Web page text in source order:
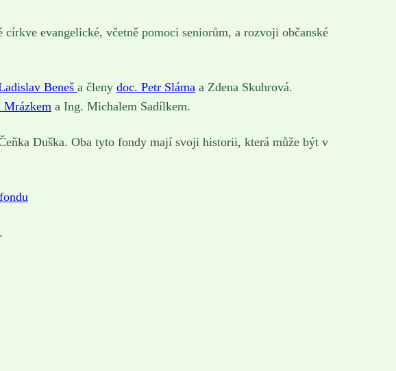
evangelické, včetně pomoci seniorům, a rozvoji občanské
Beneš a členy doc. Petr Sláma a Zdena Skuhrová.
Mrázkem a Ing. Michalem Sadílkem.
Duška. Oba tyto fondy mají svoji historii, která může být v